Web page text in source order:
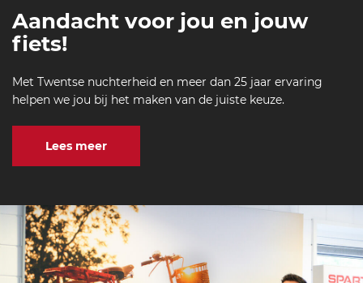
Aandacht voor jou en jouw
fiets!
Met Twentse nuchterheid en meer dan 25 jaar ervaring
helpen we jou bij het maken van de juiste keuze.
Lees meer